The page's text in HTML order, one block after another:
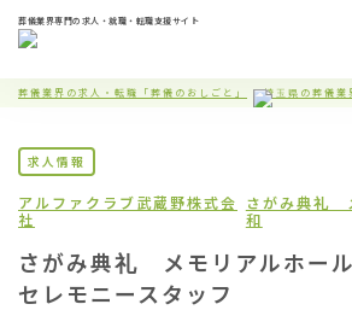
葬儀業界専門の求人・就職・転職支援サイト
葬儀業界の求人・転職「葬儀のおしごと」 埼玉県の葬儀業
求人情報
アルファクラブ武蔵野株式会
社
さがみ典礼
和
さがみ典礼 メモリアルホー
セレモニースタッフ